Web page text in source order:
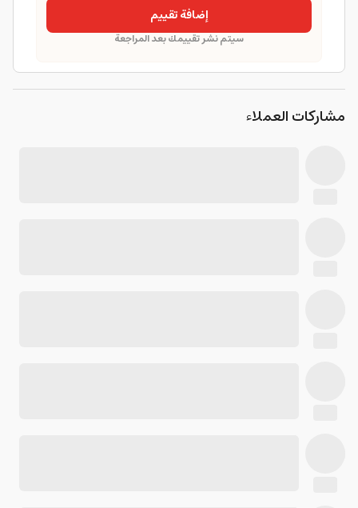
إضافة تقييم
سيتم نشر تقييمك بعد المراجعة
مشاركات العملاء